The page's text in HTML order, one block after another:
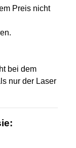
Preis nicht
bei dem
nur der Laser